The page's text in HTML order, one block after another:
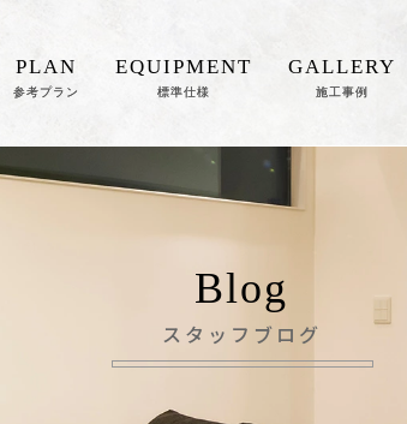
PLAN
参考プラン
EQUIPMENT
標準仕様
GALLERY
施工事例
Blog
スタッフブログ